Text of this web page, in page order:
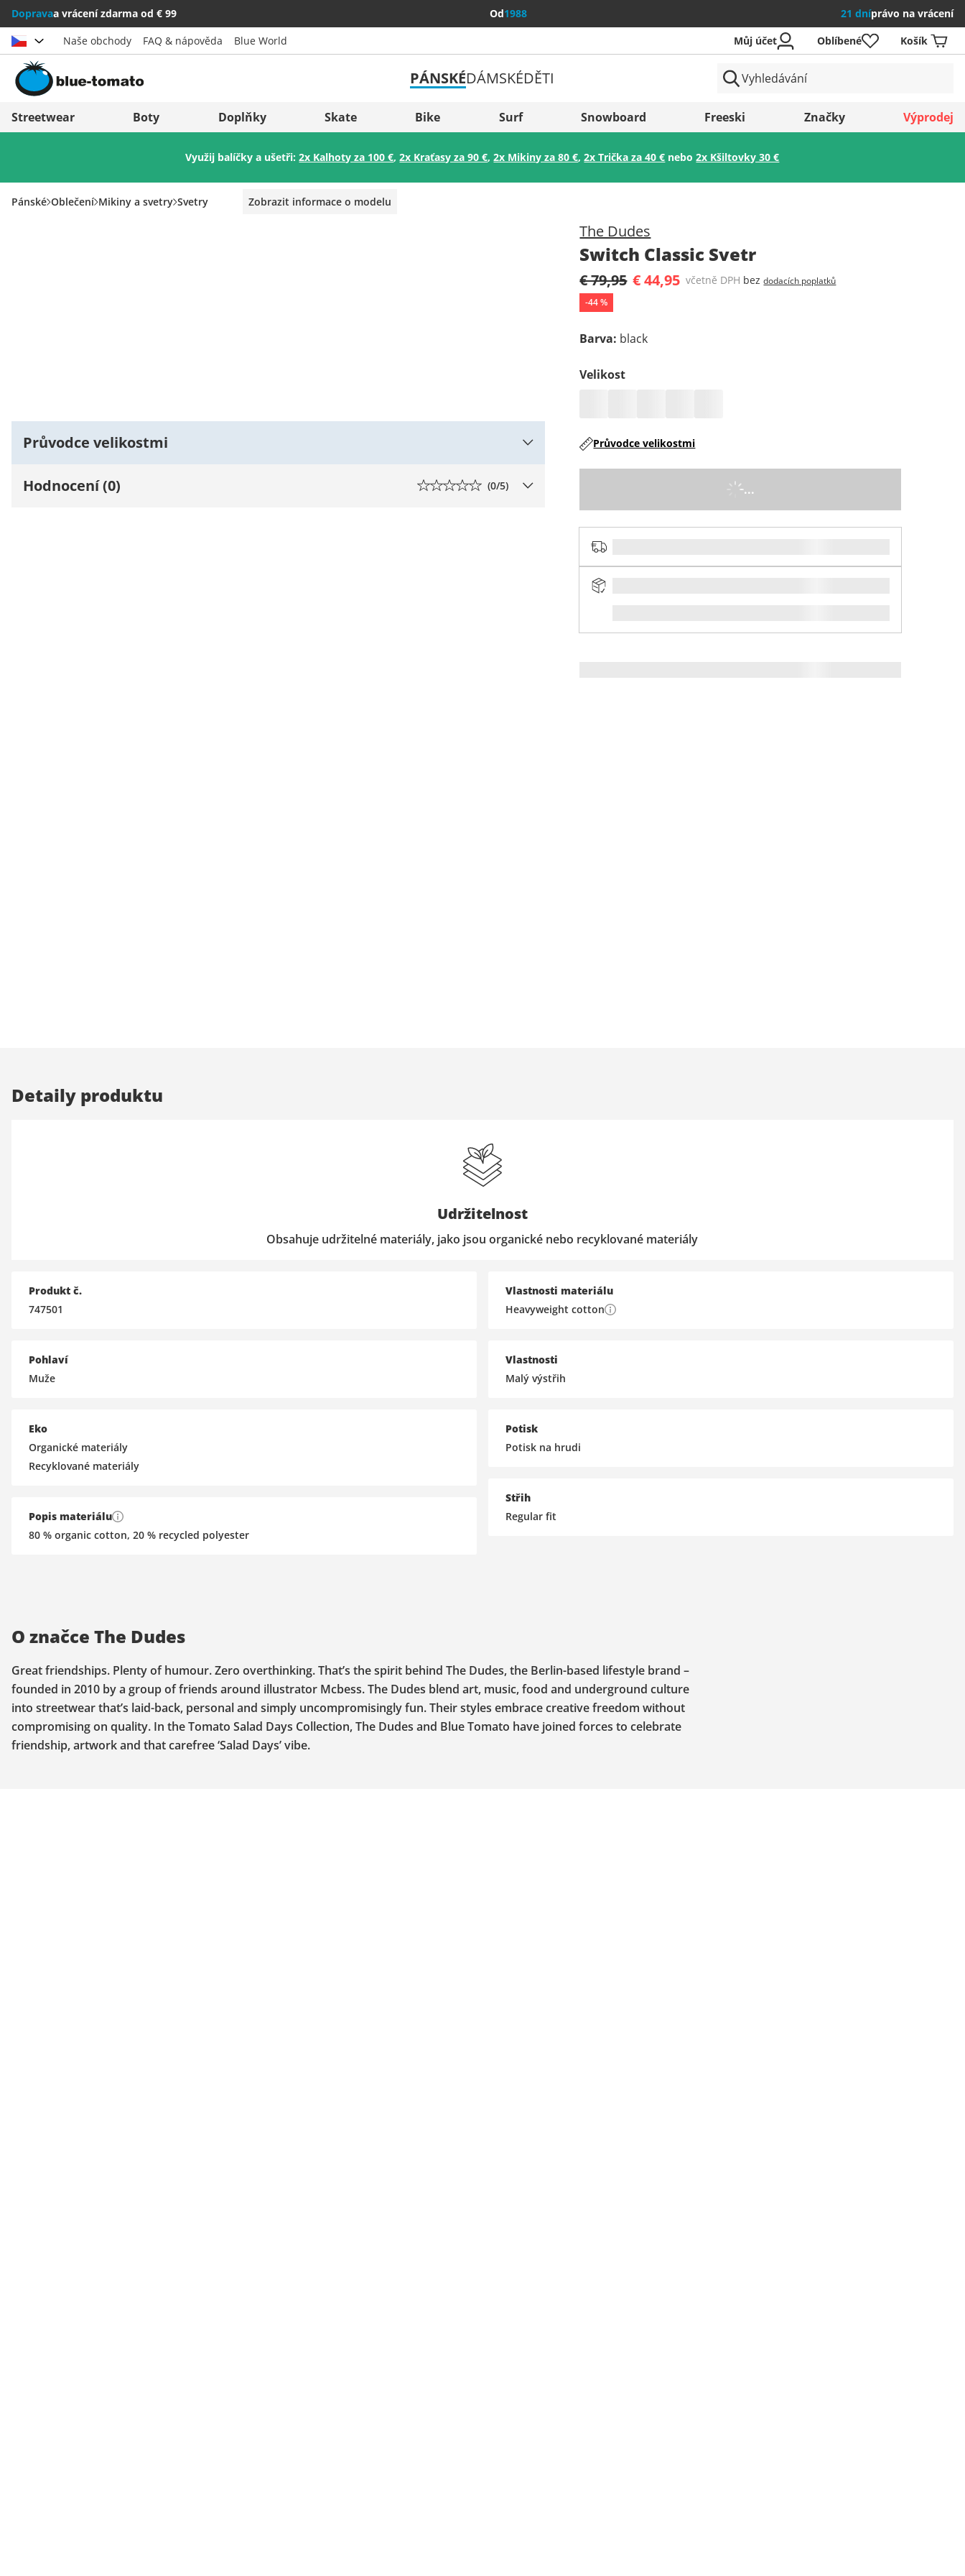
Dopravaa vrácení zdarma od € 99 Od1988 21 dníprávo na vrácení
Vybrat zemi
Österreich
Italia (Italiano)
Italien (Deutsch)
Slovenija
België (Nederlands)
Uložit
Naše obchody FAQ & nápověda Blue World Můj účet Oblíbené Košík
PÁNSKÉDÁMSKÉDĚTI
Streetwear Boty Doplňky Skate Bike Surf Snowboard Freeski Značky Výprodej
Využij balíčky a ušetři:2x Kalhoty za 100 €,2x Kraťasy za 90 €,2x Mikiny za 80 €,2x Trička za 40 € nebo2x Kšiltovky 30 €
Pánské Oblečení Mikiny a svetry Svetry Zobrazit informace o modelu
The Dudes
Switch Classic Svetr
€ 79,95 € 44,95 včetně DPH bezdodacích poplatků
-44%
Barva: black
Velikost
Průvodce velikostmi
...
Průvodce velikostmi
Hodnocení (0) (0/5)
Detaily produktu
Udržitelnost
Obsahuje udržitelné materiály, jako jsou organické nebo recyklované materiály
Produkt č.
747501
Pohlaví
Muže
Eko
Organické materiály
Recyklované materiály
Popis materiálu
80 % organic cotton, 20 % recycled polyester
Vlastnosti materiálu
Heavyweight cotton
Vlastnosti
Malý výstřih
Potisk
Potisk na hrudi
Střih
Regular fit
O značce The Dudes
Great friendships. Plenty of humour. Zero overthinking. That’s the spirit behind The Dudes, the Berlin-based lifestyle brand –
founded in 2010 by a group of friends around illustrator Mcbess. The Dudes blend art, music, food and underground culture
into streetwear that’s laid-back, personal and simply uncompromisingly fun. Their styles embrace creative freedom without
compromising on quality. In the Tomato Salad Days Collection, The Dudes and Blue Tomato have joined forces to celebrate
friendship, artwork and that carefree ‘Salad Days’ vibe.